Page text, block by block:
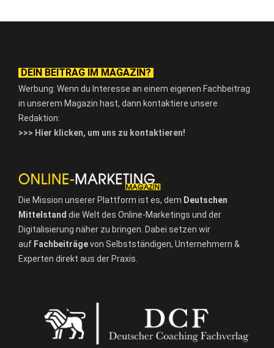
DEIN BEITRAG IM MAGAZIN?
Werbung: Wenn du Interesse an einem eigenen Fachbeitrag
in unserem Magazin hast, dann kontaktiere unsere
Redaktion:
>>> Hier klicken, um uns zu kontaktieren!
Die Mission unserer Plattform ist es, dem Deutschen
Mittelstand die Welt des Online-Marketings und der
Digitalisierung näher zu bringen. Dabei setzen wir
auf Fachbeiträgevon Selbstständigen, Unternehmern &
Experten direkt aus der Praxis.